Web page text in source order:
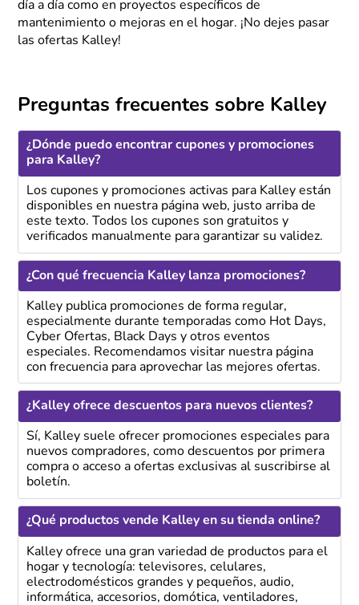
día a día como en proyectos específicos de
mantenimiento o mejoras en el hogar. ¡No dejes pasar
las ofertas Kalley!
Preguntas frecuentes sobre Kalley
¿Dónde puedo encontrar cupones y promociones
para Kalley?
Los cupones y promociones activas para Kalley están
disponibles en nuestra página web, justo arriba de
este texto. Todos los cupones son gratuitos y
verificados manualmente para garantizar su validez.
¿Con qué frecuencia Kalley lanza promociones?
Kalley publica promociones de forma regular,
especialmente durante temporadas como Hot Days,
Cyber Ofertas, Black Days y otros eventos
especiales. Recomendamos visitar nuestra página
con frecuencia para aprovechar las mejores ofertas.
¿Kalley ofrece descuentos para nuevos clientes?
Sí, Kalley suele ofrecer promociones especiales para
nuevos compradores, como descuentos por primera
compra o acceso a ofertas exclusivas al suscribirse al
boletín.
¿Qué productos vende Kalley en su tienda online?
Kalley ofrece una gran variedad de productos para el
hogar y tecnología: televisores, celulares,
electrodomésticos grandes y pequeños, audio,
informática, accesorios, domótica, ventiladores,